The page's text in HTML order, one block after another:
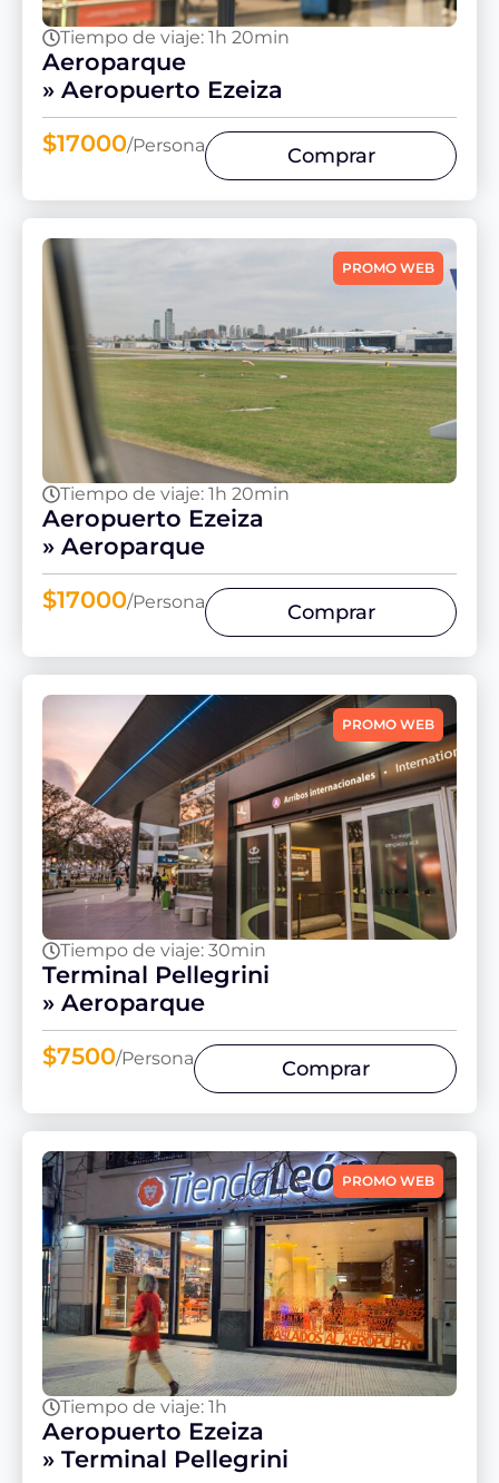
Tiempo de viaje: 1h 20min
Aeroparque
» Aeropuerto Ezeiza
$17000/Persona Comprar
PROMO WEB
Tiempo de viaje: 1h 20min
Aeropuerto Ezeiza
» Aeroparque
$17000/Persona Comprar
PROMO WEB
Tiempo de viaje: 30min
Terminal Pellegrini
» Aeroparque
$7500/Persona Comprar
PROMO WEB
Tiempo de viaje: 1h
Aeropuerto Ezeiza
» Terminal Pellegrini